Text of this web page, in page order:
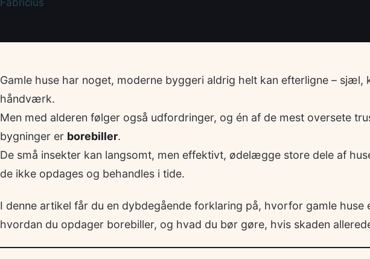
Gamle huse har noget, moderne byggeri aldrig helt kan efterligne – sjæl,
håndværk.
Men med alderen følger også udfordringer, og én af de mest oversete
bygninger er borebiller.
De små insekter kan langsomt, men effektivt, ødelægge store dele af
de ikke opdages og behandles i tide.
I denne artikel får du en dybdegående forklaring på, hvorfor gamle
hvordan du opdager borebiller, og hvad du bør gøre, hvis skaden